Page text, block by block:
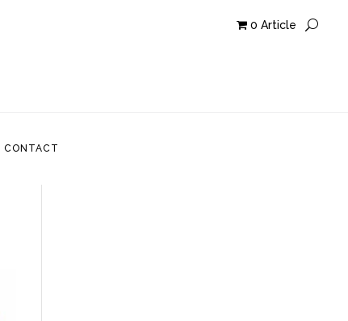
0 Article
CONTACT